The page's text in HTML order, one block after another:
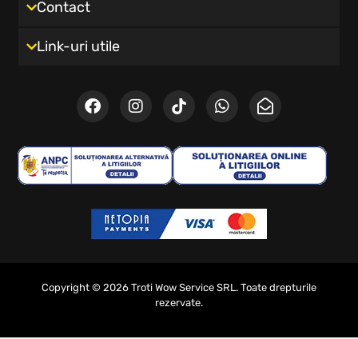
Contact
Link-uri utile
Copyright © 2026 Troti Wow Service SRL. Toate drepturile
rezervate.